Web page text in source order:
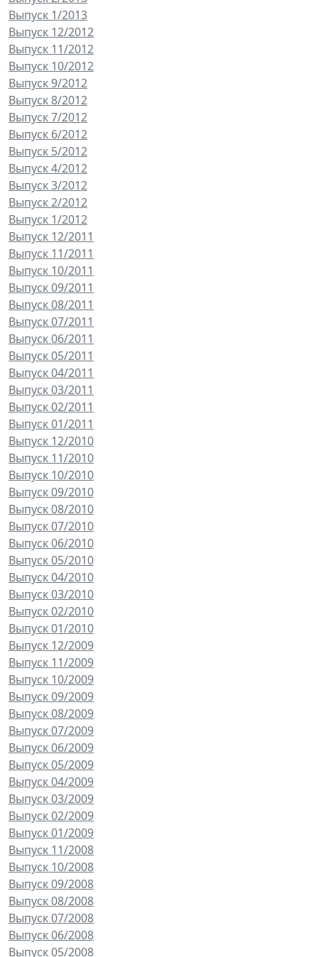
Выпуск 1/2013
Выпуск 12/2012
Выпуск 11/2012
Выпуск 10/2012
Выпуск 9/2012
Выпуск 8/2012
Выпуск 7/2012
Выпуск 6/2012
Выпуск 5/2012
Выпуск 4/2012
Выпуск 3/2012
Выпуск 2/2012
Выпуск 1/2012
Выпуск 12/2011
Выпуск 11/2011
Выпуск 10/2011
Выпуск 09/2011
Выпуск 08/2011
Выпуск 07/2011
Выпуск 06/2011
Выпуск 05/2011
Выпуск 04/2011
Выпуск 03/2011
Выпуск 02/2011
Выпуск 01/2011
Выпуск 12/2010
Выпуск 11/2010
Выпуск 10/2010
Выпуск 09/2010
Выпуск 08/2010
Выпуск 07/2010
Выпуск 06/2010
Выпуск 05/2010
Выпуск 04/2010
Выпуск 03/2010
Выпуск 02/2010
Выпуск 01/2010
Выпуск 12/2009
Выпуск 11/2009
Выпуск 10/2009
Выпуск 09/2009
Выпуск 08/2009
Выпуск 07/2009
Выпуск 06/2009
Выпуск 05/2009
Выпуск 04/2009
Выпуск 03/2009
Выпуск 02/2009
Выпуск 01/2009
Выпуск 11/2008
Выпуск 10/2008
Выпуск 09/2008
Выпуск 08/2008
Выпуск 07/2008
Выпуск 06/2008
Выпуск 05/2008